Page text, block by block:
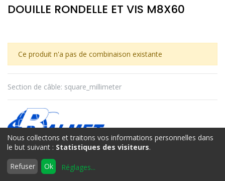
Accueil Rechercher
DOUILLE RONDELLE ET VIS M8X60
Ce produit n'a pas de combinaison existante
Section de câble: square_millimeter
BALMET
Nous collectons et traitons vos informations personnelles dans
le but suivant : Statistiques des visiteurs.
Refuser Ok Réglages...